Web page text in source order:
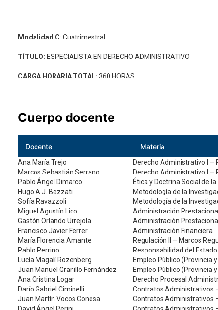
Modalidad C: Cuatrimestral
TÍTULO: ESPECIALISTA EN DERECHO ADMINISTRATIVO
CARGA HORARIA TOTAL: 360 HORAS
Cuerpo docente
Docente Materia
Ana María Trejo
Derecho Administrativo I –
Marcos Sebastián Serrano
Derecho Administrativo I –
Pablo Ángel Dimarco
Ética y Doctrina Social de la
Hugo A.J. Bezzati
Metodología de la
Sofía Ravazzoli
Metodología de la
Miguel Agustín Lico
Administración
Gastón Orlando Urrejola
Administración
Francisco Javier Ferrer
Administración Financiera
María Florencia Amante
Regulación II – Marcos
Pablo Perrino
Responsabilidad del Estado
Lucía Magalí Rozenberg
Empleo Público (Provincia
Juan Manuel Granillo Fernández
Empleo Público (Provincia
Ana Cristina Logar
Derecho Procesal
Darío Gabriel Ciminelli
Contratos Administrativos
Juan Martín Vocos Conesa
Contratos Administrativos
David Ángel Perini
Contratos Administrativos